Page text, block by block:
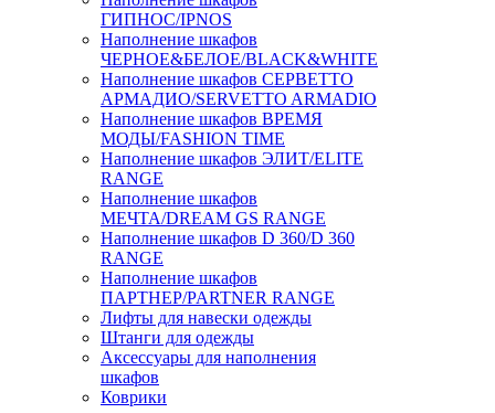
ГИПНОС/IPNOS
Наполнение шкафов
ЧЕРНОЕ&БЕЛОЕ/BLACK&WHITE
Наполнение шкафов СЕРВЕТТО
АРМАДИО/SERVETTO ARMADIO
Наполнение шкафов ВРЕМЯ
МОДЫ/FASHION TIME
Наполнение шкафов ЭЛИТ/ELITE
RANGE
Наполнение шкафов
МЕЧТА/DREAM GS RANGE
Наполнение шкафов D 360/D 360
RANGE
Наполнение шкафов
ПАРТНЕР/PARTNER RANGE
Лифты для навески одежды
Штанги для одежды
Аксессуары для наполнения
шкафов
Коврики